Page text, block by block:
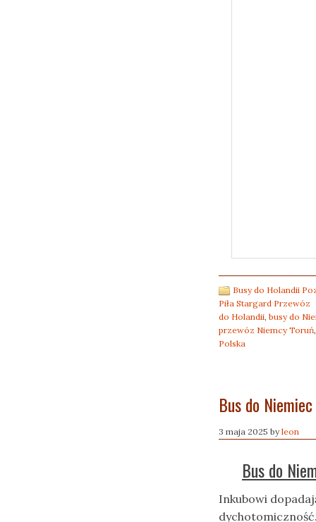
Busy do Holandii
Piła Stargard Przewóz
do Holandii, busy do
przewóz Niemcy Toruń
Polska
Bus do
3 maja 2025 byleon
Bus do
Inkubowi